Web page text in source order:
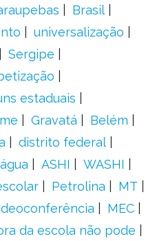
Brasil
universalização
Sergipe
estaduais
Gravatá
Belém
distrito federal
água ASHI
WASHI
Petrolina
MT
MEC
da escola não pode